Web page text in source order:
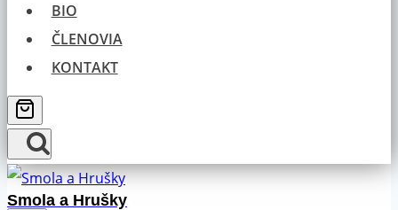
BIO
ČLENOVIA
KONTAKT
Smola a Hrušky